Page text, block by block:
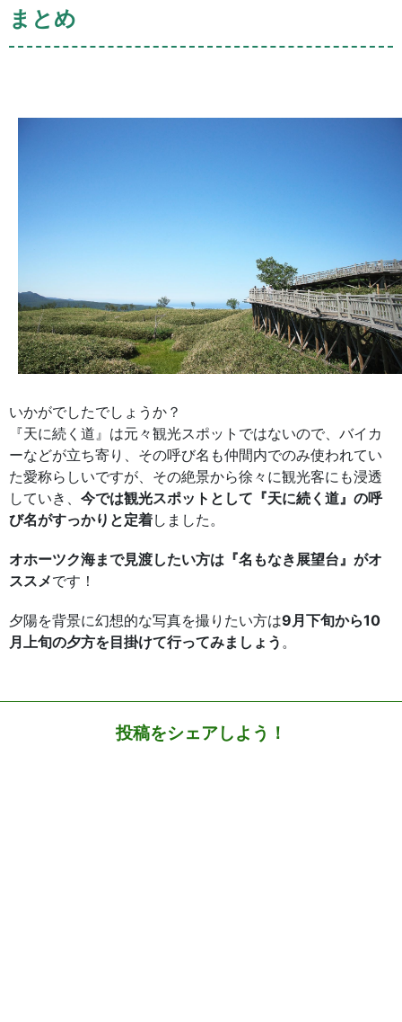
まとめ
いかがでしたでしょうか？
『天に続く道』は元々観光スポットではないので、バイカ
ーなどが立ち寄り、その呼び名も仲間内でのみ使われてい
た愛称らしいですが、その絶景から徐々に観光客にも浸透
していき、 今では観光スポットとして『天に続く道』の呼
び名がすっかりと定着しました。
オホーツク海まで見渡したい方は『名もなき展望台』がオ
ススメです！
夕陽を背景に幻想的な写真を撮りたい方は9月下旬から10
月上旬の夕方を目掛けて行ってみましょう 。
投稿をシェアしよう！